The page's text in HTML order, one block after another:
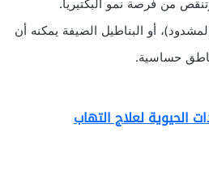
أو البناطيل الضيفة يمكنه أن
حساسية.
الحيوية لعلاج التهاب